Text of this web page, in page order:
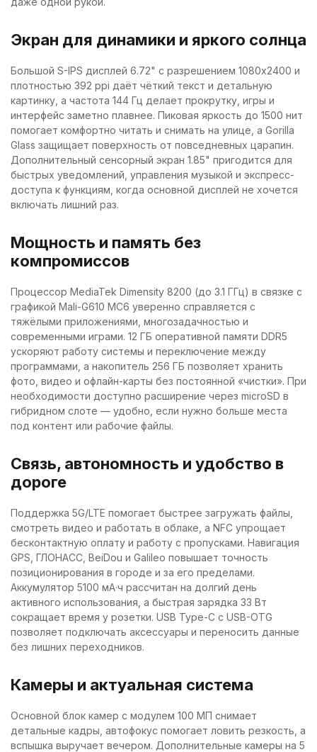
Экран для динамики и яркого солнца
Большой S-IPS дисплей 6.72" с разрешением 1080x2400 и
плотностью 392 ppi даёт чёткий текст и детальную
картинку, а частота 144 Гц делает прокрутку, игры и
интерфейс заметно плавнее. Пиковая яркость до 1500 нит
помогает комфортно читать и снимать на улице, а Gorilla
Glass защищает поверхность от повседневных царапин.
Дополнительный сенсорный экран 1.85" пригодится для
быстрых уведомлений, управления музыкой и экспресс-
доступа к функциям, когда основной дисплей не хочется
включать лишний раз.
Мощность и память без
компромиссов
Процессор MediaTek Dimensity 8200 (до 3.1 ГГц) в связке с
графикой Mali-G610 MC6 уверенно справляется с
тяжёлыми приложениями, многозадачностью и
современными играми. 12 ГБ оперативной памяти DDR5
ускоряют работу системы и переключение между
программами, а накопитель 256 ГБ позволяет хранить
фото, видео и офлайн-карты без постоянной «чистки». При
необходимости доступно расширение через microSD в
гибридном слоте — удобно, если нужно больше места
под контент или рабочие файлы.
Связь, автономность и удобство в
дороге
Поддержка 5G/LTE помогает быстрее загружать файлы,
смотреть видео и работать в облаке, а NFC упрощает
бесконтактную оплату и работу с пропусками. Навигация
GPS, ГЛОНАСС, BeiDou и Galileo повышает точность
позиционирования в городе и за его пределами.
Аккумулятор 5100 мА·ч рассчитан на долгий день
активного использования, а быстрая зарядка 33 Вт
сокращает время у розетки. USB Type-C с USB-OTG
позволяет подключать аксессуары и переносить данные
без лишних переходников.
Камеры и актуальная система
Основной блок камер с модулем 100 МП снимает
детальные кадры, автофокус помогает ловить резкость, а
вспышка выручает вечером. Дополнительные камеры на 5